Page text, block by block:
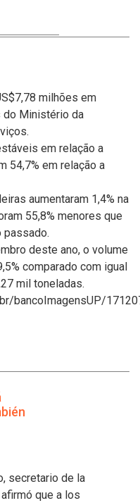
milhões em
do Ministério da
em relação a
54,7% em relação a
aumentaram 1,4% na
55,8% menores que
passado.
deste ano, o volume
comparado com igual
mil toneladas.
bancoImagensUP/
secretario de la
que a los